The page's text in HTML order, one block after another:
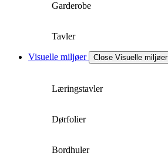
Garderobe
Tavler
Visuelle miljøer Close Visuelle miljøer
Læringstavler
Dørfolier
Bordhuler